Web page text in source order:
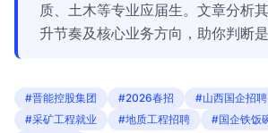
质、土木等专业应届生。文章分析
升节奏及核心业务方向，助你判断是
#晋能控股集团 #2026春招 #山西国企招聘
#采矿工程就业
#地质工程招聘 #国企铁饭